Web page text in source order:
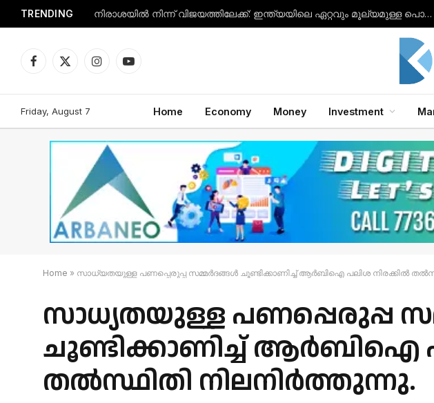
TRENDING നിരാശയിൽ നിന്ന് വിജയത്തിലേക്ക്: ഇന്ത്യയിലെ ഏറ്റവും മൂല്യമുള്ള പൊതുമേഖലാ സ്ഥാപനമായി എൽഐസി ഉയർന്നു.
Facebook
X
InstagramYouTube
Friday, August 7 Home Economy Money Investment
Home » സാധ്യതയുള്ള പണപ്പെരുപ്പ സമ്മർദങ്ങൾ ചൂണ്ടിക്കാണിച്ച് ആർബിഐ പലിശ നിരക്കിൽ
സാധ്യതയുള്ള പണപ്പെരുപ്പ
ചൂണ്ടിക്കാണിച്ച് ആർബിഐ
തൽസ്ഥിതി നിലനിർത്തുന്നു.